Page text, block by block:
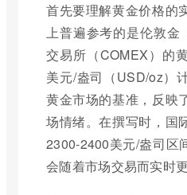
首先要理解黄金价格的
上普遍参考的是伦敦金
交易所（COMEX）的
美元/盎司（USD/oz）
黄金市场的基准，反映
场情绪。在撰写时，国
2300-2400美元/盎司区
会随着市场交易而实时更